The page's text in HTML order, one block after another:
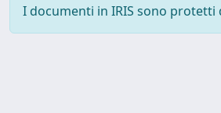
I documenti in IRIS sono